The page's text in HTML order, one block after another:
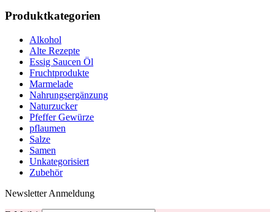
Produktkategorien
Alkohol
Alte Rezepte
Essig Saucen Öl
Fruchtprodukte
Marmelade
Nahrungsergänzung
Naturzucker
Pfeffer Gewürze
pflaumen
Salze
Samen
Unkategorisiert
Zubehör
Newsletter Anmeldung